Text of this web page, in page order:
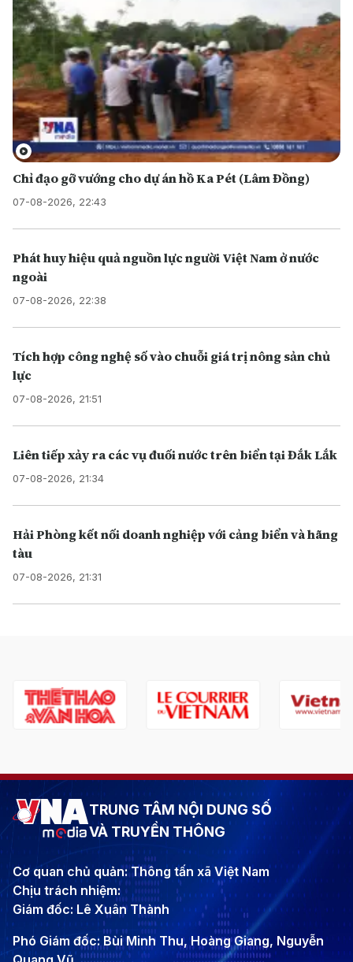
Chỉ đạo gỡ vướng cho dự án hồ Ka Pét (Lâm Đồng)
07-08-2026, 22:43
Phát huy hiệu quả nguồn lực người Việt Nam ở nước
ngoài
07-08-2026, 22:38
Tích hợp công nghệ số vào chuỗi giá trị nông sản chủ
lực
07-08-2026, 21:51
Liên tiếp xảy ra các vụ đuối nước trên biển tại Đắk Lắk
07-08-2026, 21:34
Hải Phòng kết nối doanh nghiệp với cảng biển và hãng
tàu
07-08-2026, 21:31
TRUNG TÂM NỘI DUNG SỐ
VÀ TRUYỀN THÔNG
Cơ quan chủ quản: Thông tấn xã Việt Nam
Chịu trách nhiệm:
Giám đốc: Lê Xuân Thành
Phó Giám đốc: Bùi Minh Thu, Hoàng Giang, Nguyễn